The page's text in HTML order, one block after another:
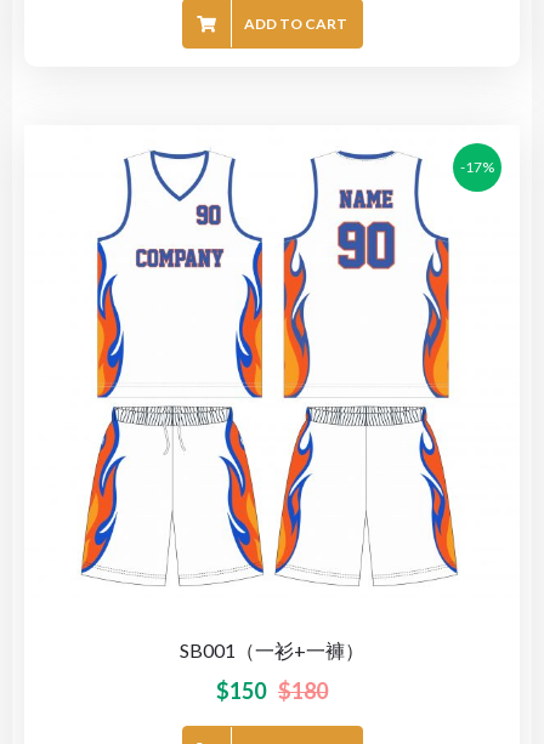
ADD TO CART
-17%
SB001（一衫+一褲）
$180
$150